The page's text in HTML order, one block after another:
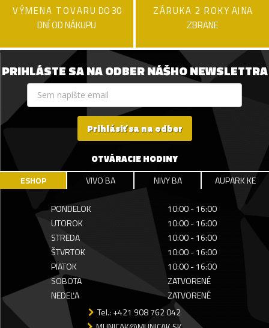
VÝMENA TOVARU DO 30
DNÍ OD NÁKUPU
ZÁRUKA 2 ROKY AJ NA
ZBRANE
PRIHLÁSTE SA NA ODBER NÁŠHO NEWSLETTRA
Prihlásiť sa na odber
OTVÁRACIE HODINY
ESHOP VIVO BA NIVY BA AUPARK KE
PONDELOK
10:00 - 16:00
UTOROK
10:00 - 16:00
STREDA
10:00 - 16:00
ŠTVRTOK
10:00 - 16:00
PIATOK
10:00 - 16:00
SOBOTA
ZATVORENÉ
NEDEĽA
ZATVORENÉ
Tel.: +421 908 762 042